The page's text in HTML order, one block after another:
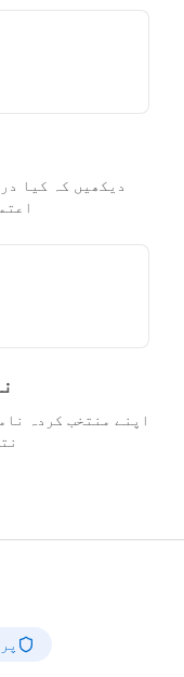
دیکھیں کہ کیا
اپنے منتخب کردہ